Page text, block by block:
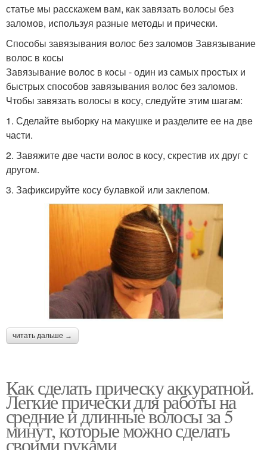
статье мы расскажем вам, как завязать волосы без
заломов, используя разные методы и прически.
Способы завязывания волос без заломов Завязывание
волос в косы
Завязывание волос в косы - один из самых простых и
быстрых способов завязывания волос без заломов.
Чтобы завязать волосы в косу, следуйте этим шагам:
1. Сделайте выборку на макушке и разделите ее на две
части.
2. Завяжите две части волос в косу, скрестив их друг с
другом.
3. Зафиксируйте косу булавкой или заклепом.
читать дальше →
Как сделать прическу аккуратной.
Легкие прически для работы на
средние и длинные волосы за 5
минут, которые можно сделать
своими руками